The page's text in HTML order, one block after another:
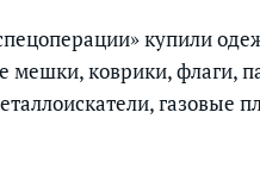
купили
мешки, коврики, флаги,
газовые